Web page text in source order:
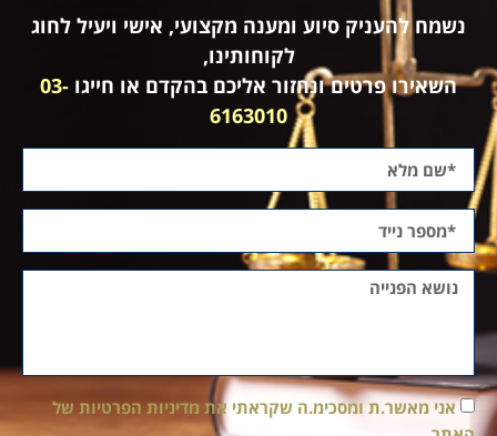
נשמח להעניק סיוע ומענה מקצועי, אישי ויעיל לחוג
לקוחותינו,
השאירו פרטים ונחזור אליכם בהקדם או חייגו 03-
6163010
אני מאשר.ת ומסכימ.ה שקראתי את מדיניות הפרטיות של